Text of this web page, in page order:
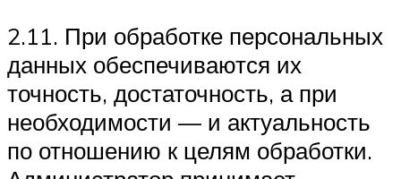
2.11. При обработке персональных
данных обеспечиваются их
точность, достаточность, а при
необходимости — и актуальность
по отношению к целям обработки.